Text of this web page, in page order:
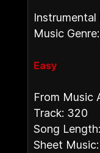
Instrumental
Music Genre:
Easy
From Music
Track: 320
Song
Sheet